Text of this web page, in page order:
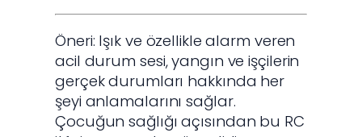
Öneri: Işık ve özellikle alarm veren
acil durum sesi, yangın ve işçilerin
gerçek durumları hakkında her
şeyi anlamalarını sağlar.
Çocuğun sağlığı açısından bu RC